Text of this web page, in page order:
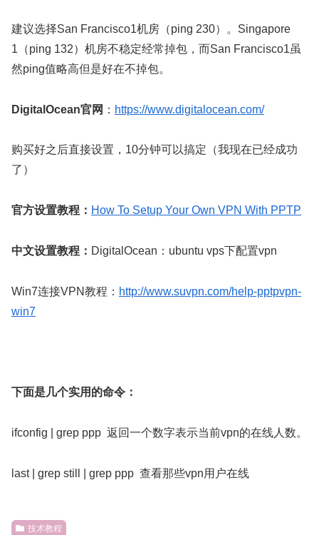
建议选择San Francisco1机房（ping 230）。Singapore
1（ping 132）机房不稳定经常掉包，而San Francisco1虽
然ping值略高但是好在不掉包。
DigitalOcean官网 ： https://www.digitalocean.com/
购买好之后直接设置，10分钟可以搞定（我现在已经成功
了）
官方设置教程： How To Setup Your Own VPN With PPTP
中文设置教程： DigitalOcean：ubuntu vps下配置vpn
Win7连接VPN教程： http://www.suvpn.com/help-pptpvpn-
win7
下面是几个实用的命令：
ifconfig | grep ppp 返回一个数字表示当前vpn的在线人数。
last | grep still | grep ppp 查看那些vpn用户在线
技术教程